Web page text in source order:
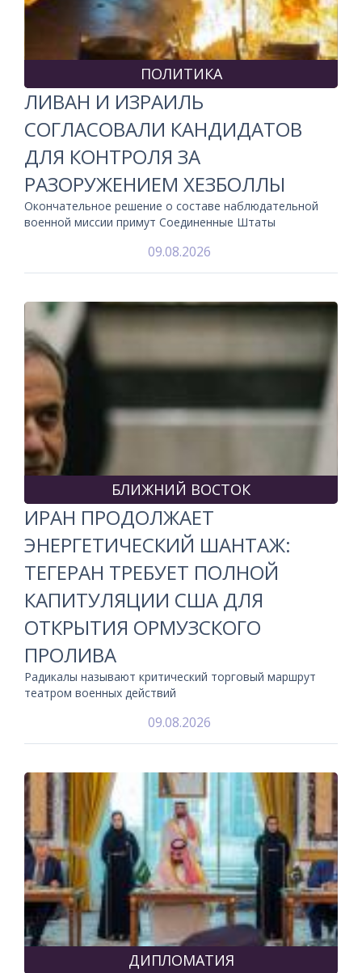
ПОЛИТИКА
ЛИВАН И ИЗРАИЛЬ
СОГЛАСОВАЛИ КАНДИДАТОВ
ДЛЯ КОНТРОЛЯ ЗА
РАЗОРУЖЕНИЕМ ХЕЗБОЛЛЫ
Окончательное решение о составе наблюдательной
военной миссии примут Соединенные Штаты
09.08.2026
БЛИЖНИЙ ВОСТОК
ИРАН ПРОДОЛЖАЕТ
ЭНЕРГЕТИЧЕСКИЙ ШАНТАЖ:
ТЕГЕРАН ТРЕБУЕТ ПОЛНОЙ
КАПИТУЛЯЦИИ США ДЛЯ
ОТКРЫТИЯ ОРМУЗСКОГО
ПРОЛИВА
Радикалы называют критический торговый маршрут
театром военных действий
09.08.2026
ДИПЛОМАТИЯ